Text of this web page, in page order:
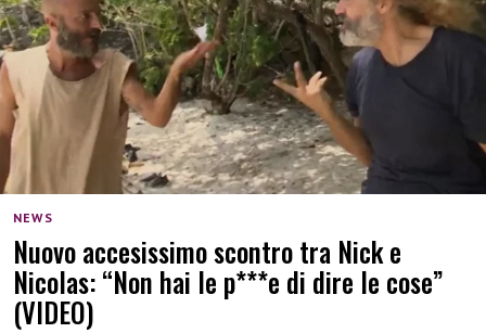
NEWS
Nuovo accesissimo scontro tra Nick e
Nicolas: “Non hai le p***e di dire le cose”
(VIDEO)